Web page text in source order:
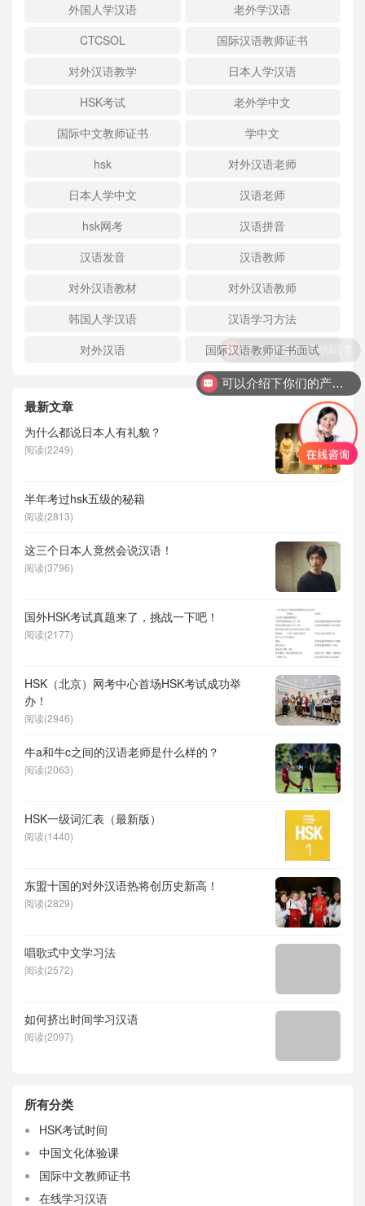
外国人学汉语
老外学汉语
CTCSOL
国际汉语教师证书
对外汉语教学
日本人学汉语
HSK考试
老外学中文
国际中文教师证书
学中文
hsk
对外汉语老师
日本人学中文
汉语老师
hsk网考
汉语拼音
汉语发音
汉语教师
对外汉语教材
对外汉语教师
韩国人学汉语
汉语学习方法
对外汉语
国际汉语教师证书面试
最新文章
为什么都说日本人有礼貌？
阅读(2249)
半年考过hsk五级的秘籍
阅读(2813)
这三个日本人竟然会说汉语！
阅读(3796)
国外HSK考试真题来了，挑战一下吧！
阅读(2177)
HSK（北京）网考中心首场HSK考试成功举
办！
阅读(2946)
牛a和牛c之间的汉语老师是什么样的？
阅读(2063)
HSK一级词汇表（最新版）
阅读(1440)
东盟十国的对外汉语热将创历史新高！
阅读(2829)
唱歌式中文学习法
阅读(2572)
如何挤出时间学习汉语
阅读(2097)
所有分类
HSK考试时间
中国文化体验课
国际中文教师证书
在线学习汉语
可以介绍下你们的产品么？
现在有优惠活动吗？